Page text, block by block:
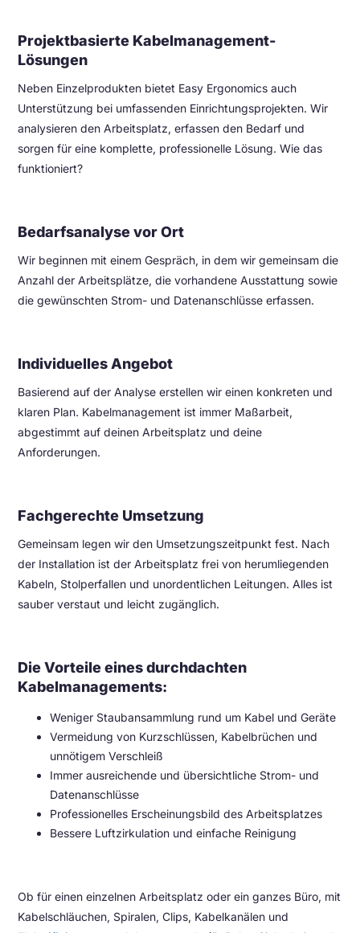
Projektbasierte Kabelmanagement-
Lösungen
Neben Einzelprodukten bietet Easy Ergonomics auch
Unterstützung bei umfassenden Einrichtungsprojekten. Wir
analysieren den Arbeitsplatz, erfassen den Bedarf und
sorgen für eine komplette, professionelle Lösung. Wie das
funktioniert?
Bedarfsanalyse vor Ort
Wir beginnen mit einem Gespräch, in dem wir gemeinsam die
Anzahl der Arbeitsplätze, die vorhandene Ausstattung sowie
die gewünschten Strom- und Datenanschlüsse erfassen.
Individuelles Angebot
Basierend auf der Analyse erstellen wir einen konkreten und
klaren Plan. Kabelmanagement ist immer Maßarbeit,
abgestimmt auf deinen Arbeitsplatz und deine
Anforderungen.
Fachgerechte Umsetzung
Gemeinsam legen wir den Umsetzungszeitpunkt fest. Nach
der Installation ist der Arbeitsplatz frei von herumliegenden
Kabeln, Stolperfallen und unordentlichen Leitungen. Alles ist
sauber verstaut und leicht zugänglich.
Die Vorteile eines durchdachten
Kabelmanagements:
Weniger Staubansammlung rund um Kabel und Geräte
Vermeidung von Kurzschlüssen, Kabelbrüchen und
unnötigem Verschleiß
Immer ausreichende und übersichtliche Strom- und
Datenanschlüsse
Professionelles Erscheinungsbild des Arbeitsplatzes
Bessere Luftzirkulation und einfache Reinigung
Ob für einen einzelnen Arbeitsplatz oder ein ganzes Büro, mit
Kabelschläuchen, Spiralen, Clips, Kabelkanälen und